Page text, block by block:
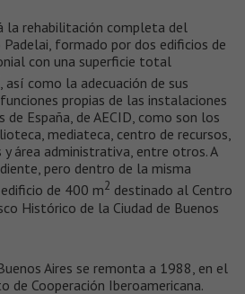
la rehabilitación completa del
formado por dos edificios de
con una superficie total
, así como la adecuación de sus
propias de las instalaciones
España, de AECID, como son los
mediateca, centro de recursos,
área administrativa, entre otros. A
pero dentro de la misma
de 400 m2 destinado al Centro
Histórico de la Ciudad de Buenos
Aires se remonta a 1988, en el
Cooperación Iberoamericana.